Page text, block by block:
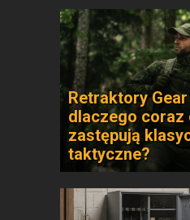
Retraktory
dlaczego coraz
zastępują
taktyczne?